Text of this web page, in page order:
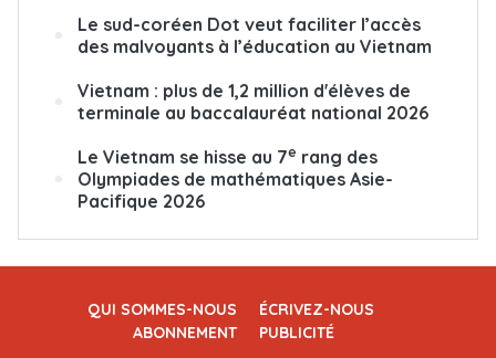
Le sud-coréen Dot veut faciliter l’accès
des malvoyants à l’éducation au Vietnam
Vietnam : plus de 1,2 million d'élèves de
terminale au baccalauréat national 2026
Le Vietnam se hisse au 7e rang des
Olympiades de mathématiques Asie-
Pacifique 2026
QUI SOMMES-NOUS
ÉCRIVEZ-NOUS
ABONNEMENT
PUBLICITÉ